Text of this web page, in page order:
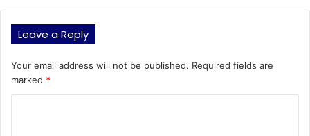
Leave a Reply
Your email address will not be published. Required fields are
marked *